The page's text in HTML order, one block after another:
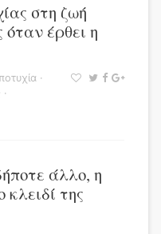
στη ζωή
όταν έρθει η
·
·
άλλο, η
κλειδί της